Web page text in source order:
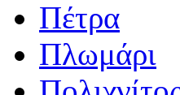
Πέτρα
Πλωμάρι